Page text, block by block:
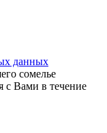
данных
сомелье
с Вами в течение